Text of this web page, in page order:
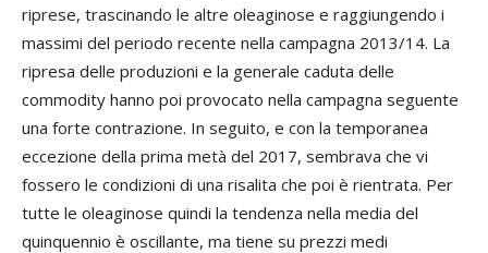
riprese, trascinando le altre oleaginose e raggiungendo i
massimi del periodo recente nella campagna 2013/14. La
ripresa delle produzioni e la generale caduta delle
commodity hanno poi provocato nella campagna seguente
una forte contrazione. In seguito, e con la temporanea
eccezione della prima metà del 2017, sembrava che vi
fossero le condizioni di una risalita che poi è rientrata. Per
tutte le oleaginose quindi la tendenza nella media del
quinquennio è oscillante, ma tiene su prezzi medi